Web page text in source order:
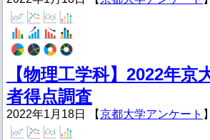
【物理工学科】2022年京
者得点調査
2022年1月18日 【京都大学アンケート 】